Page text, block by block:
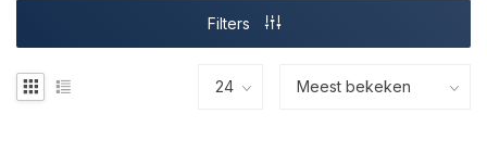
Filters